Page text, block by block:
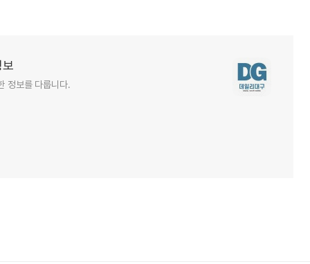
정보를 다룹니다.